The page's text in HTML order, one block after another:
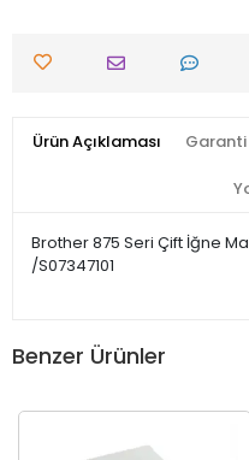
Ürün Açıklaması
Brother 875 Seri Çift İğne
/S07347101
Benzer Ürünler